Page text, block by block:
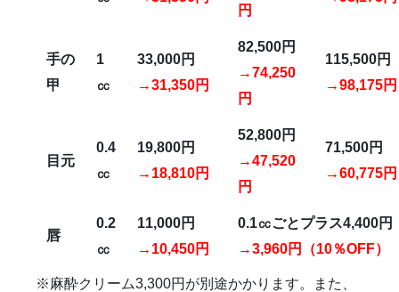
円
手の
甲
1
㏄
33,000円
→31,350円
82,500円
→74,250
円
115,500円
→98,175円
目元
0.4
㏄
19,800円
→18,810円
52,800円
→47,520
円
71,500円
→60,775円
唇
0.2
㏄
11,000円
→10,450円
0.1㏄ごとプラス4,400円
→3,960円（10％OFF）
※麻酔クリーム3,300円が別途かかります。また、